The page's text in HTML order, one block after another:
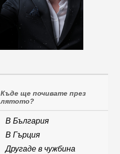
Къде ще почивате през
лятото?
В България
В Гърция
Другаде в чужбина